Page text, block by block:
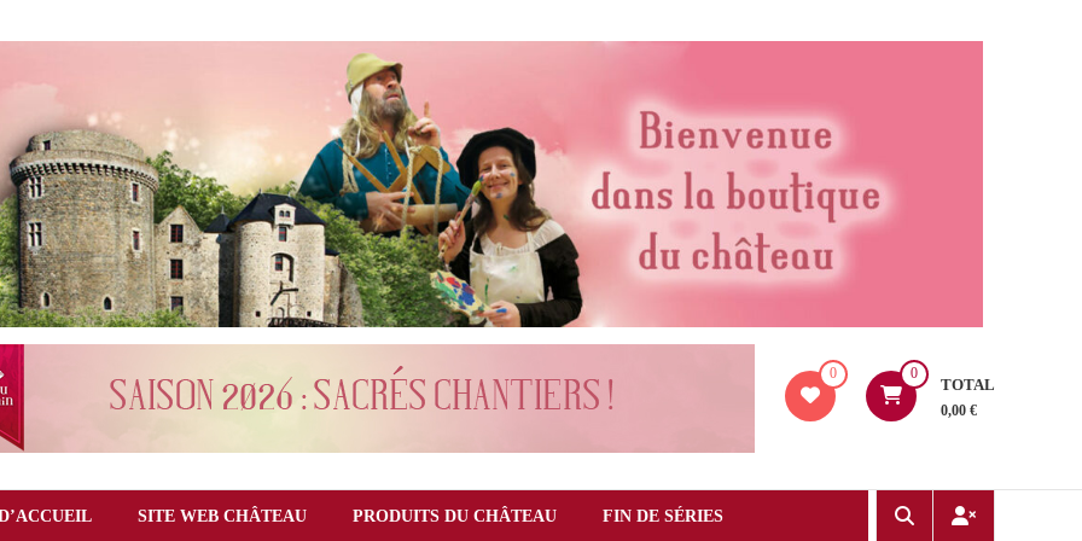
0 0
TOTAL
0,00 €
SITE WEB CHÂTEAU PRODUITS DU CHÂTEAU FIN DE SÉRIES